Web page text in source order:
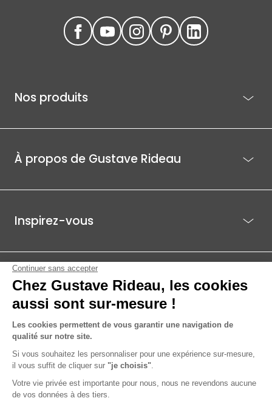
Nos produits
À propos de Gustave Rideau
Inspirez-vous
Je suis déjà client
Gustave Rideau pour les pros
ACTI EST - PARC ÉCO 85.1, ROUTE DE BEAUTOUR - 85036 LA ROCHE-
SUR-YON CEDEX